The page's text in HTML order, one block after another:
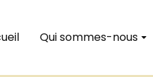
Qui sommes-nous